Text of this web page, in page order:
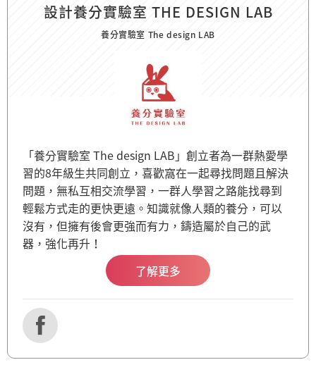
設計養分實驗室 THE DESIGN LAB
養分實驗室 The design LAB
「養分實驗室 The design LAB」創立者為一群熱愛學
習的8年級生共同創立，喜歡窩在一起尋找問題且解決
問題，無私互相交流學習，一群人學習之路能找尋到
輕鬆方式走的更快更遠。知識就像人類的養分，可以
沒有，但擁有後會更強而有力，鑄造屬於自己的武
器，強化再升！
了解更多